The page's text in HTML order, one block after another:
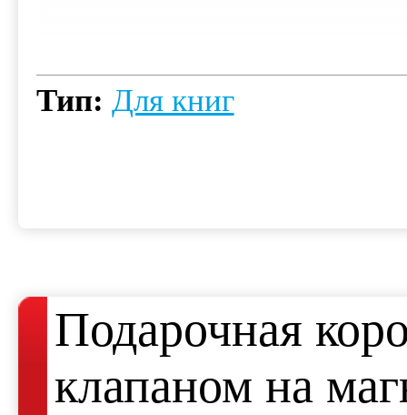
Тип: Для книг
Подарочная
клапаном на